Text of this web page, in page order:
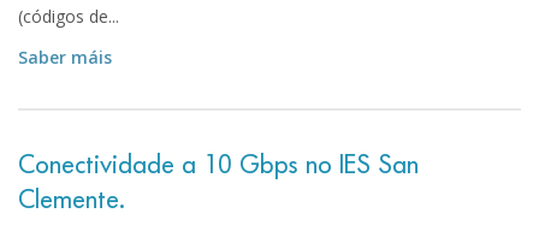
(códigos de...
Saber máis
Conectividade a 10 Gbps no IES San
Clemente.